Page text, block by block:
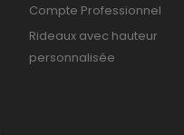
Compte Professionnel
Rideaux avec hauteur
personnalisée